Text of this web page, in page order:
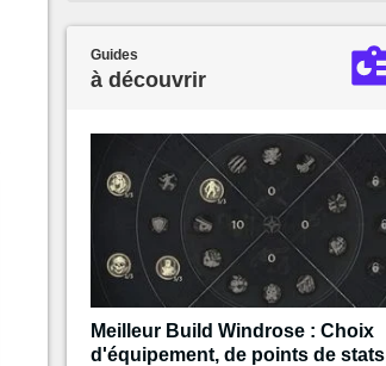
Guides
à découvrir
Meilleur Build Windrose : Choix
d'équipement, de points de stats